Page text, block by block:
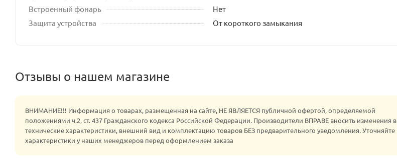
Встроенный фонарь
Нет
Защита устройства
От короткого замыкания
Отзывы о нашем магазине
ВНИМАНИЕ!!! Информация о товарах, размещенная на сайте, НЕ ЯВЛЯЕТСЯ публичной офертой, определяемой
положениями ч.2, ст. 437 Гражданского кодекса Российской Федерации. Производители ВПРАВЕ вносить изменения в
технические характеристики, внешний вид и комплектацию товаров БЕЗ предварительного уведомления. Уточняйте
характеристики у наших менеджеров перед оформлением заказа